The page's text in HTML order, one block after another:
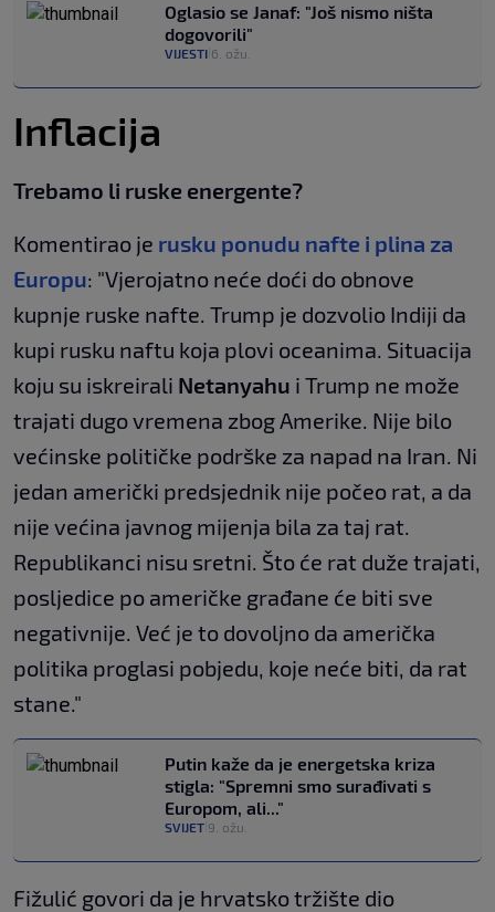
Oglasio se Janaf: "Još nismo ništa
dogovorili"
VIJESTI 6. ožu.
Inflacija
Trebamo li ruske energente?
Komentirao je rusku ponudu nafte i plina za
Europu: "Vjerojatno neće doći do obnove
kupnje ruske nafte. Trump je dozvolio Indiji da
kupi rusku naftu koja plovi oceanima. Situacija
koju su iskreirali Netanyahu i Trump ne može
trajati dugo vremena zbog Amerike. Nije bilo
većinske političke podrške za napad na Iran. Ni
jedan američki predsjednik nije počeo rat, a da
nije većina javnog mijenja bila za taj rat.
Republikanci nisu sretni. Što će rat duže trajati,
posljedice po američke građane će biti sve
negativnije. Već je to dovoljno da američka
politika proglasi pobjedu, koje neće biti, da rat
stane."
Putin kaže da je energetska kriza
stigla: "Spremni smo surađivati ​​s
Europom, ali..."
SVIJET 9. ožu.
Fižulić govori da je hrvatsko tržište dio